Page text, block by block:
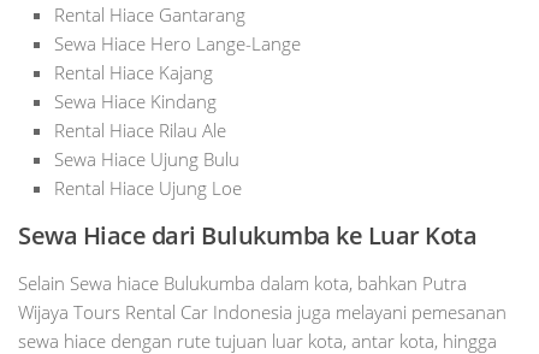
Rental Hiace Gantarang
Sewa Hiace Hero Lange-Lange
Rental Hiace Kajang
Sewa Hiace Kindang
Rental Hiace Rilau Ale
Sewa Hiace Ujung Bulu
Rental Hiace Ujung Loe
Sewa Hiace dari Bulukumba ke Luar Kota
Selain Sewa hiace Bulukumba dalam kota, bahkan Putra
Wijaya Tours Rental Car Indonesia juga melayani pemesanan
sewa hiace dengan rute tujuan luar kota, antar kota, hingga